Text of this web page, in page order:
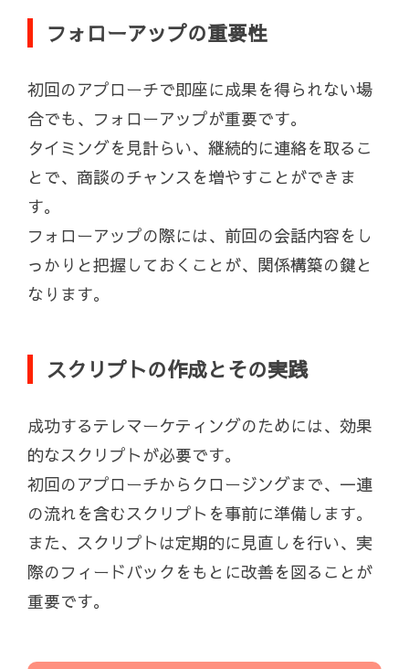
フォローアップの重要性
初回のアプローチで即座に成果を得られない場
合でも、フォローアップが重要です。
タイミングを見計らい、継続的に連絡を取るこ
とで、商談のチャンスを増やすことができま
す。
フォローアップの際には、前回の会話内容をし
っかりと把握しておくことが、関係構築の鍵と
なります。
スクリプトの作成とその実践
成功するテレマーケティングのためには、効果
的なスクリプトが必要です。
初回のアプローチからクロージングまで、一連
の流れを含むスクリプトを事前に準備します。
また、スクリプトは定期的に見直しを行い、実
際のフィードバックをもとに改善を図ることが
重要です。